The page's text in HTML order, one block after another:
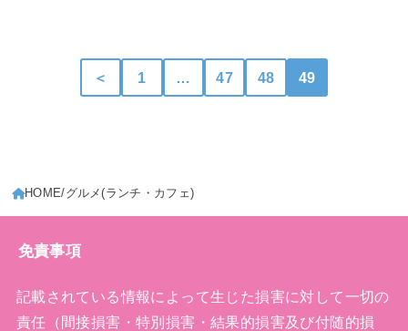
＜ 1 … 47 48 49
HOME グルメ(ランチ・カフェ)
免責事項
記載されている情報によって生じた損害に対して一切の
責任（間接損害・特別損害・結果的損害及び付随的損